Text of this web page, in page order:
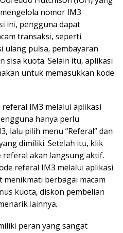
nomor IM3
ini, pengguna dapat
transaksi, seperti
ulang pulsa, pembayaran
sisa kuota. Selain itu, aplikasi
untuk memasukkan kode
IM3 melalui aplikasi
hanya perlu
lalu pilih menu “Referal” dan
dimiliki. Setelah itu, klik
referal akan langsung aktif.
referal IM3 melalui aplikasi
menikmati berbagai macam
kuota, diskon pembelian
lainnya.
peran yang sangat